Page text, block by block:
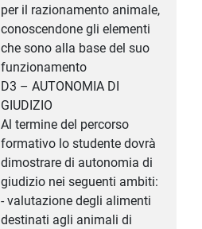
per il razionamento animale,
conoscendone gli elementi
che sono alla base del suo
funzionamento
D3 – AUTONOMIA DI
GIUDIZIO
Al termine del percorso
formativo lo studente dovrà
dimostrare di autonomia di
giudizio nei seguenti ambiti:
- valutazione degli alimenti
destinati agli animali di